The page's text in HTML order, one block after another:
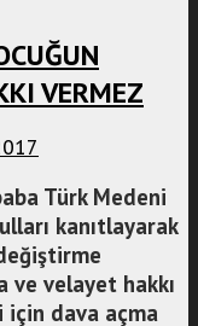
VERMEZ
Türk Medeni
kanıtlayarak
ve velayet hakkı
için dava açma